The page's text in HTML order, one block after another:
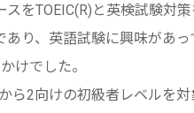
をTOEIC(R)と英検試験対
り、英語試験に興味があ
けでした。
ら2向けの初級者レベルを